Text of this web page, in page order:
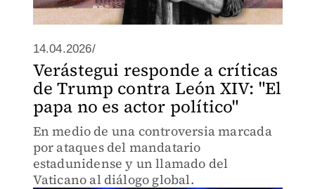
14.04.2026/
Verástegui responde a críticas
de Trump contra León XIV: "El
papa no es actor político"
En medio de una controversia marcada
por ataques del mandatario
estadunidense y un llamado del
Vaticano al diálogo global.